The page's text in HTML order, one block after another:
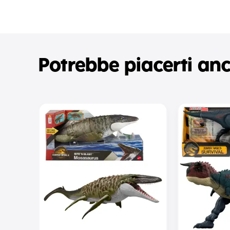
Potrebbe piacerti